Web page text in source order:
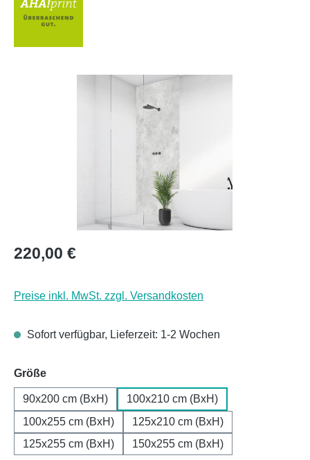
Regulärer Preis:
220,00 €
Preise inkl. MwSt. zzgl. Versandkosten
Sofort verfügbar, Lieferzeit: 1-2 Wochen
Größeauswählen
90x200 cm (BxH)
100x210 cm (BxH)
100x255 cm (BxH)
125x210 cm (BxH)
125x255 cm (BxH)
150x255 cm (BxH)